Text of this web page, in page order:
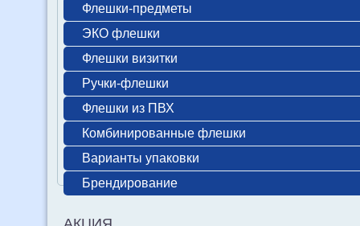
Флешки-предметы
ЭКО флешки
Флешки визитки
Ручки-флешки
Флешки из ПВХ
Комбинированные флешки
Варианты упаковки
Брендирование